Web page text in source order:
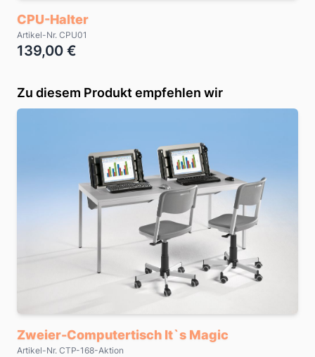
CPU-Halter
Artikel-Nr. CPU01
139,00 €
Zu diesem Produkt empfehlen wir
Zweier-Computertisch It`s Magic
Artikel-Nr. CTP-168-Aktion